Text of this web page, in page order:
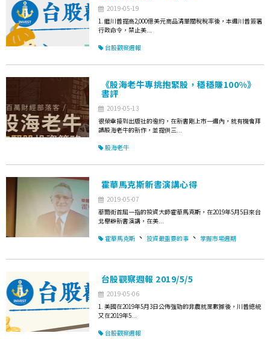
2019-05-19
1. 繼川普提高2,000億美元商品清單關稅稅率後，本週川普簽署
行政命令，禁止美...
台股觀察週報
《股海老牛專挑抱緊股，穩穩賺100%》
書評
2019-05-13
很榮幸接到出版社的邀約，在新書剛上市一週內，就有機會拜
讀股海老牛的新作，並提供三...
股海老牛
霍華馬克斯新書演講心得
2019-05-07
華爾街首屈一指的投資大師霍華馬克斯，在2019年5月5日來台
北舉辦新書演講，在美...
霍華馬克斯 、 投資最重要的事 、 掌握市場週期
台股觀察週報 2019/5/5
2019-05-06
1. 美國在2019年5月3日公佈強勁的非農就業數據後，川普總統
又在2019年5...
台股觀察週報